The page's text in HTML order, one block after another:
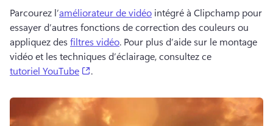
Parcourez l’améliorateur de vidéo intégré à Clipchamp pour
essayer d’autres fonctions de correction des couleurs ou
appliquez des filtres vidéo. Pour plus d’aide sur le montage
vidéo et les techniques d’éclairage, consultez ce
tutoriel YouTube
.